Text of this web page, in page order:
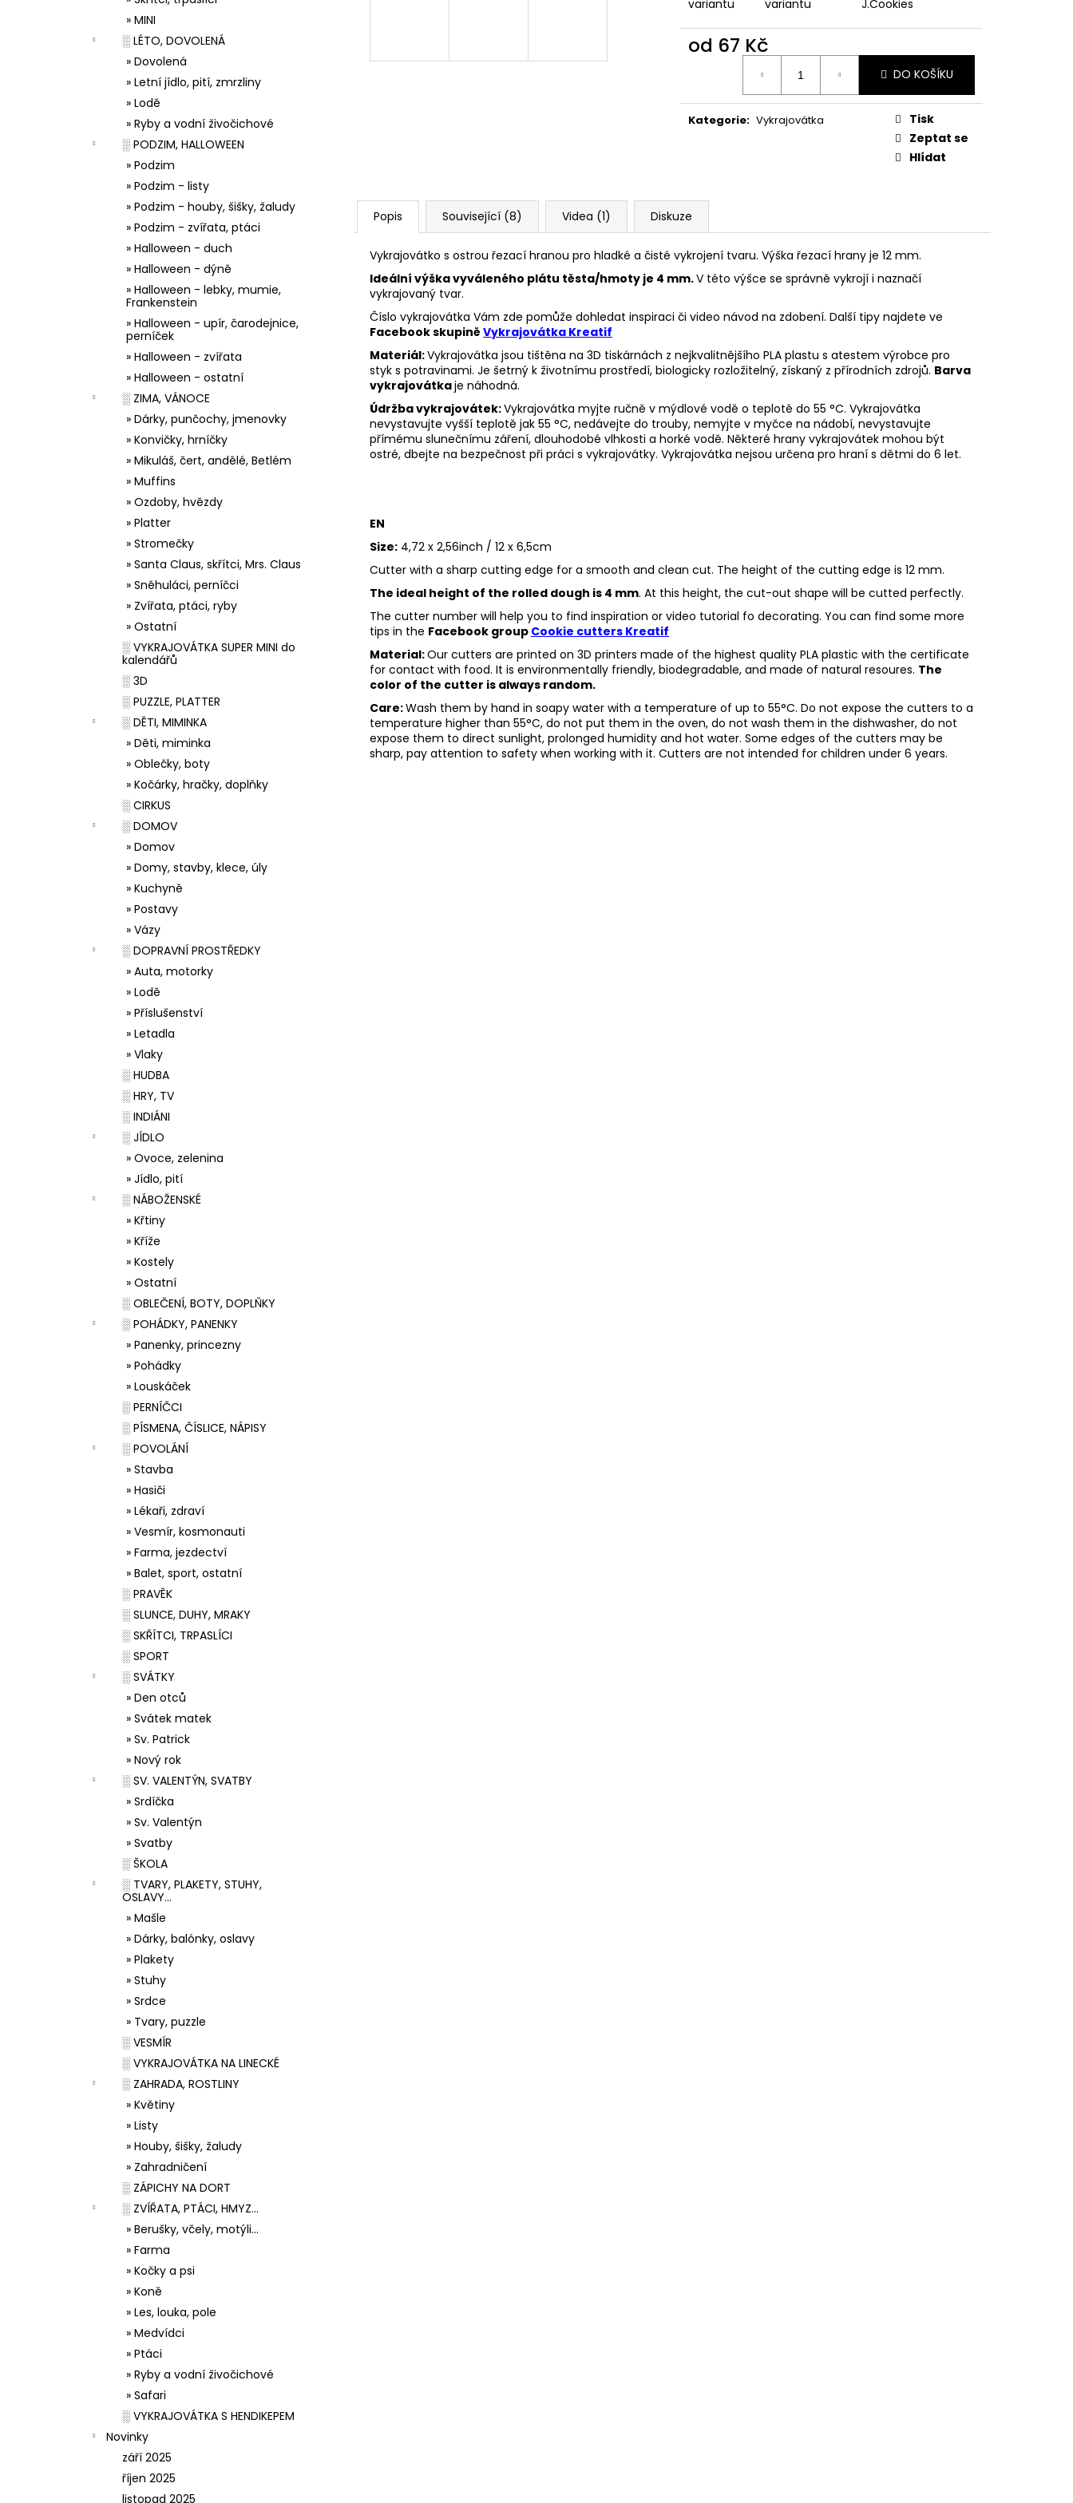
» MINI
░ LÉTO, DOVOLENÁ
» Dovolená
» Letní jídlo, pití, zmrzliny
» Lodě
» Ryby a vodní živočichové
░ PODZIM, HALLOWEEN
» Podzim
» Podzim - listy
» Podzim - houby, šišky, žaludy
» Podzim - zvířata, ptáci
» Halloween - duch
» Halloween - dýně
» Halloween - lebky, mumie,
Frankenstein
» Halloween - upír, čarodejnice,
perníček
» Halloween - zvířata
» Halloween - ostatní
░ ZIMA, VÁNOCE
» Dárky, punčochy, jmenovky
» Konvičky, hrníčky
» Mikuláš, čert, andělé, Betlém
» Muffins
» Ozdoby, hvězdy
» Platter
» Stromečky
» Santa Claus, skřítci, Mrs. Claus
» Sněhuláci, perníčci
» Zvířata, ptáci, ryby
» Ostatní
░ VYKRAJOVÁTKA SUPER MINI do
kalendářů
░ 3D
░ PUZZLE, PLATTER
░ DĚTI, MIMINKA
» Děti, miminka
» Oblečky, boty
» Kočárky, hračky, doplňky
░ CIRKUS
░ DOMOV
» Domov
» Domy, stavby, klece, úly
» Kuchyně
» Postavy
» Vázy
░ DOPRAVNÍ PROSTŘEDKY
» Auta, motorky
» Lodě
» Příslušenství
» Letadla
» Vlaky
░ HUDBA
░ HRY, TV
░ INDIÁNI
░ JÍDLO
» Ovoce, zelenina
» Jídlo, pití
░ NÁBOŽENSKÉ
» Křtiny
» Kříže
» Kostely
» Ostatní
░ OBLEČENÍ, BOTY, DOPLŇKY
░ POHÁDKY, PANENKY
» Panenky, princezny
» Pohádky
» Louskáček
░ PERNÍČCI
░ PÍSMENA, ČÍSLICE, NÁPISY
░ POVOLÁNÍ
» Stavba
» Hasiči
» Lékaři, zdraví
» Vesmír, kosmonauti
» Farma, jezdectví
» Balet, sport, ostatní
░ PRAVĚK
░ SLUNCE, DUHY, MRAKY
░ SKŘÍTCI, TRPASLÍCI
░ SPORT
░ SVÁTKY
» Den otců
» Svátek matek
» Sv. Patrick
» Nový rok
░ SV. VALENTÝN, SVATBY
» Srdíčka
» Sv. Valentýn
» Svatby
░ ŠKOLA
░ TVARY, PLAKETY, STUHY,
OSLAVY...
» Mašle
» Dárky, balónky, oslavy
» Plakety
» Stuhy
» Srdce
» Tvary, puzzle
░ VESMÍR
░ VYKRAJOVÁTKA NA LINECKÉ
░ ZAHRADA, ROSTLINY
» Květiny
» Listy
» Houby, šišky, žaludy
» Zahradničení
░ ZÁPICHY NA DORT
░ ZVÍŘATA, PTÁCI, HMYZ...
» Berušky, včely, motýli...
» Farma
» Kočky a psi
» Koně
» Les, louka, pole
» Medvídci
» Ptáci
» Ryby a vodní živočichové
» Safari
░ VYKRAJOVÁTKA S HENDIKEPEM
Novinky
září 2025
říjen 2025
listopad 2025
variantu
variantu
J.Cookies
od 67 Kč
DO KOŠÍKU
Kategorie: Vykrajovátka
Tisk
Zeptat se
Hlídat
Popis Související (8) Videa (1) Diskuze
Vykrajovátko s ostrou řezací hranou pro hladké a čisté vykrojení tvaru. Výška řezací hrany je 12 mm.
Ideální výška vyváleného plátu těsta/hmoty je 4 mm.V této výšce se správně vykrojí i naznačí
vykrajovaný tvar.
Číslo vykrajovátka Vám zde pomůže dohledat inspiraci či video návod na zdobení. Další tipy najdete ve
Facebook skupině Vykrajovátka Kreatif
Materiál:Vykrajovátka jsou tištěna na 3D tiskárnách z nejkvalitnějšího PLA plastu s atestem výrobce pro
styk s potravinami. Je šetrný k životnímu prostředí, biologicky rozložitelný, získaný z přírodních zdrojů. Barva
vykrajovátkaje náhodná.
Údržba vykrajovátek:Vykrajovátka myjte ručně v mýdlové vodě o teplotě do 55 °C. Vykrajovátka
nevystavujte vyšší teplotě jak 55 °C, nedávejte do trouby, nemyjte v myčce na nádobí, nevystavujte
přímému slunečnímu záření, dlouhodobé vlhkosti a horké vodě. Některé hrany vykrajovátek mohou být
ostré, dbejte na bezpečnost při práci s vykrajovátky. Vykrajovátka nejsou určena pro hraní s dětmi do 6 let.
EN
Size: 4,72 x 2,56inch / 12 x 6,5cm
Cutter with a sharp cutting edge for a smooth and clean cut. The height of the cutting edge is 12 mm.
The ideal height of the rolled dough is 4 mm. At this height, the cut-out shape will be cutted perfectly.
The cutter number will help you to find inspiration or video tutorial fo decorating. You can find some more
tips in the Facebook group Cookie cutters Kreatif
Material:Our cutters are printed on 3D printers made of the highest quality PLA plastic with the certificate
for contact with food. It is environmentally friendly, biodegradable, and made of natural resoures. The
color of the cutter is always random.
Care:Wash them by hand in soapy water with a temperature of up to 55°C. Do not expose the cutters to a
temperature higher than 55°C, do not put them in the oven, do not wash them in the dishwasher, do not
expose them to direct sunlight, prolonged humidity and hot water. Some edges of the cutters may be
sharp, pay attention to safety when working with it. Cutters are not intended for children under 6 years.
33001 ZDOBÍCÍ SÁČEK
VYKRAJOVÁTKA PODZIMNÍ KOLEKCE